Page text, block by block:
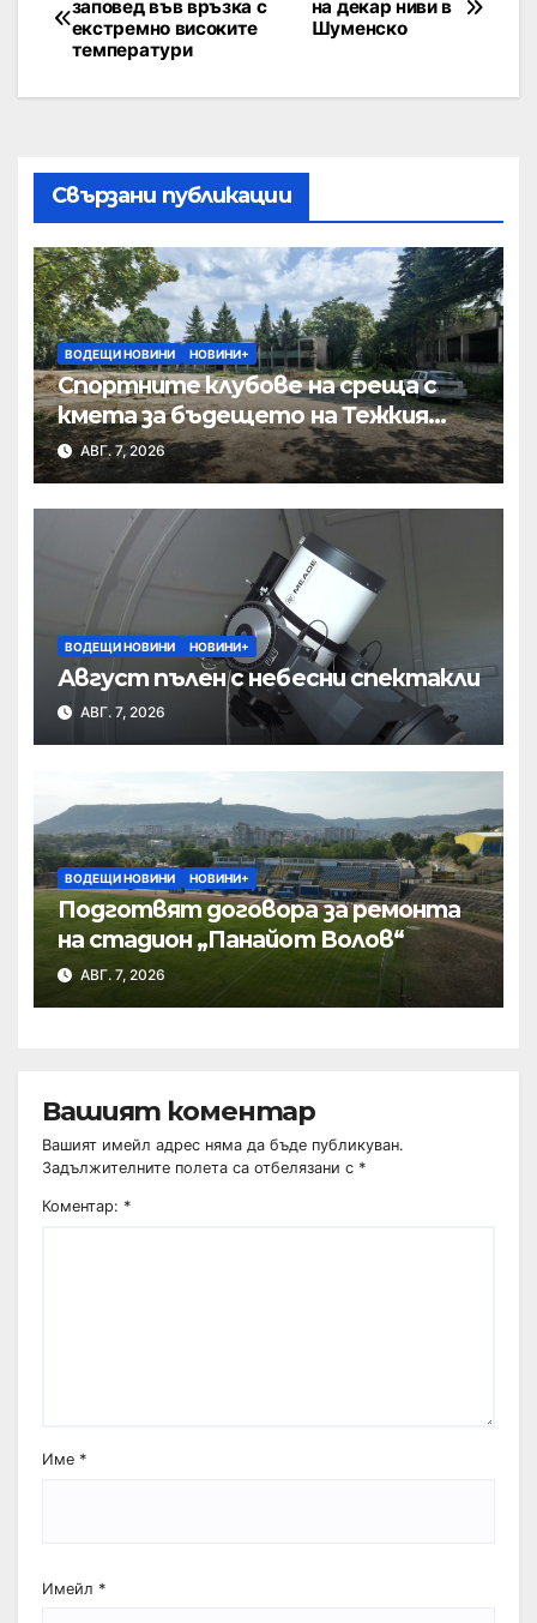
на декар ниви в
Шуменско
заповед във връзка с
екстремно високите
температури
Свързани публикации
ВОДЕЩИ НОВИНИ НОВИНИ+
Спортните клубове на среща с
кмета за бъдещето на Тежкия
полк
АВГ. 7, 2026
ВОДЕЩИ НОВИНИ НОВИНИ+
Август пълен с небесни спектакли
АВГ. 7, 2026
ВОДЕЩИ НОВИНИ НОВИНИ+
Подготвят договора за ремонта
на стадион „Панайот Волов“
АВГ. 7, 2026
Вашият коментар
Вашият имейл адрес няма да бъде публикуван.
Задължителните полета са отбелязани с *
Коментар: *
Име *
Имейл *